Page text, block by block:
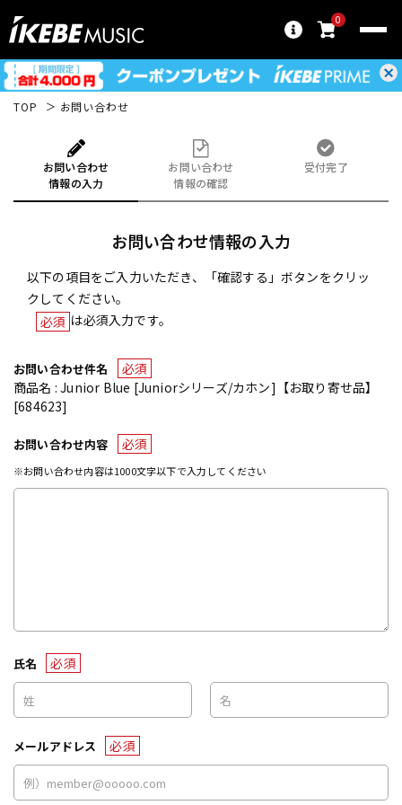
0
TOP お問い合わせ
お問い合わせ
情報の入力
お問い合わせ
情報の確認
受付完了
お問い合わせ情報の入力
以下の項目をご入力いただき、「確認する」ボタンをクリッ
クしてください。
必須 は必須入力です。
お問い合わせ件名
必須
商品名 : Junior Blue [Juniorシリーズ/カホン]【お取り寄せ品】
[684623]
お問い合わせ内容 必須
※お問い合わせ内容は1000文字以下で入力してください
氏名 必須
メールアドレス 必須